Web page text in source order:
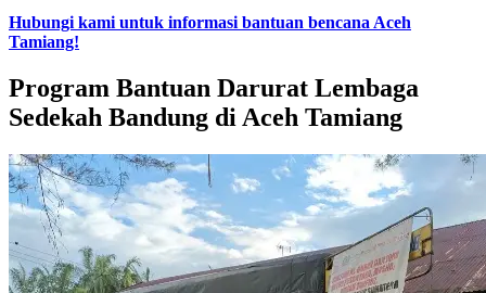
Hubungi kami untuk informasi bantuan bencana Aceh
Tamiang!
Program Bantuan Darurat Lembaga
Sedekah Bandung di Aceh Tamiang